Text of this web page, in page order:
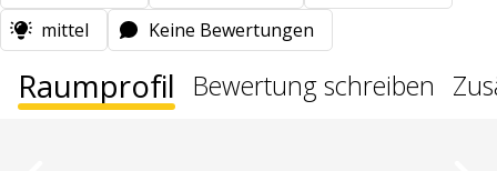
mittel
Keine Bewertungen
Raumprofil Bewertung schreiben